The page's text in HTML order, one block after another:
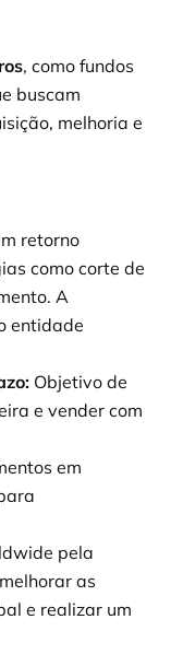
, como fundos
buscam
melhoria e
retorno
como corte de
A
entidade
Objetivo de
e vender com
em
pela
as
e realizar um